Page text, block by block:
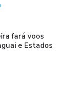
fará voos
e Estados